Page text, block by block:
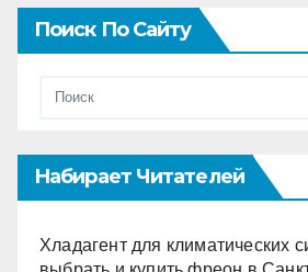
Поиск По Сайту
Набирает Читателей
Хладагент для климатических